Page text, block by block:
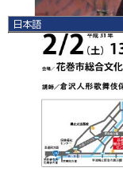
日本語
English
简体中文
繁體中文